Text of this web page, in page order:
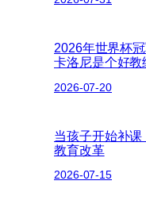
2026年世界杯
卡洛尼是个好教
2026-07-20
当孩子开始补
教育改革
2026-07-15